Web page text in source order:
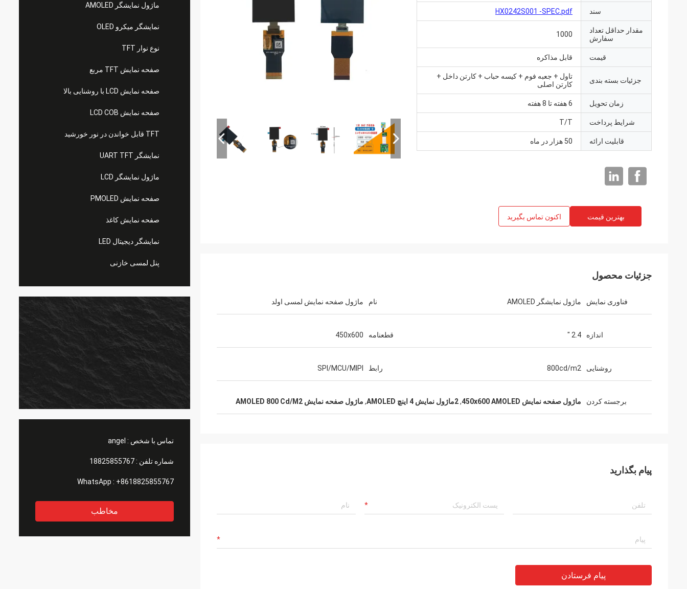
ماژول نمایشگر AMOLED
نمایشگر میکرو OLED
نوع نوار TFT
صفحه نمایش TFT مربع
صفحه نمایش LCD با روشنایی بالا
صفحه نمایش LCD COB
TFT قابل خواندن در نور خورشید
نمایشگر UART TFT
ماژول نمایشگر LCD
صفحه نمایش PMOLED
صفحه نمایش کاغذ
نمایشگر دیجیتال LED
پنل لمسی خازنی
تماس با شخص : angel
شماره تلفن :18825855767
WhatsApp : +8618825855767
مخاطب
سند HX0242S001 -SPEC.pdf
مقدار حداقل تعداد
سفارش
1000
قیمت قابل مذاکره
جزئیات بسته بندی
تاول + جعبه فوم + کیسه حباب + کارتن داخل +
کارتن اصلی
زمان تحویل 6 هفته تا 8 هفته
شرایط پرداخت T/T
قابلیت ارائه 50 هزار در ماه
بهترین قیمت اکنون تماس بگیرید
جزئیات محصول
فناوری نمایش ماژول نمایشگر AMOLED نام ماژول صفحه نمایش لمسی اولد
اندازه 2.4 " قطعنامه 450x600
روشنایی 800cd/m2 رابط SPI/MCU/MIPI
برجسته کردن ماژول صفحه نمایش 450x600 AMOLED ,2ماژول نمايش 4 اينچ AMOLED , ماژول صفحه نمایش AMOLED 800 Cd/M2
پیام بگذارید
پیام فرستادن